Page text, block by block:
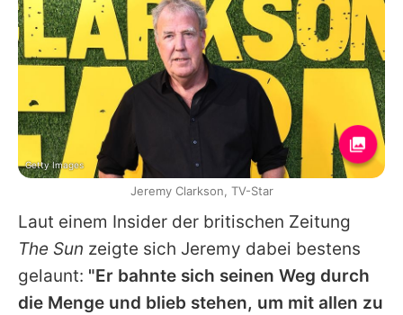
Laut einem Insider der britischen Zeitung
The Sun zeigte sich Jeremy dabei bestens
gelaunt: "Er bahnte sich seinen Weg durch
die Menge und blieb stehen, um mit allen zu
Getty Images
Jeremy Clarkson, TV-Star